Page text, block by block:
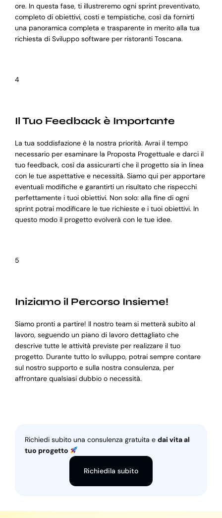
ore. In questa fase, ti illustreremo ogni sprint preventivato,
completo di obiettivi, costi e tempistiche, così da fornirti
una panoramica completa e trasparente in merito alla tua
richiesta di Sviluppo software per ristoranti Toscana.
4
Il Tuo Feedback è Importante
La tua soddisfazione è la nostra priorità. Avrai il tempo
necessario per esaminare la Proposta Progettuale e darci il
tuo feedback, così da assicurarti che il progetto sia in linea
con le tue aspettative e necessità. Siamo qui per apportare
eventuali modifiche e garantirti un risultato che rispecchi
perfettamente i tuoi obiettivi. Non solo: alla fine di ogni
sprint potrai modificare le tue richieste e i tuoi obiettivi. In
questo modo il progetto evolverà con le tue idee.
5
Iniziamo il Percorso Insieme!
Siamo pronti a partire! Il nostro team si metterà subito al
lavoro, seguendo un piano di lavoro dettagliato che
descrive tutte le attività previste per realizzare il tuo
progetto. Durante tutto lo sviluppo, potrai sempre contare
sul nostro supporto e sulla nostra consulenza, per
affrontare qualsiasi dubbio o necessità.
Richiedi subito una consulenza gratuita e dai vita al
tuo progetto
Richiedila subito